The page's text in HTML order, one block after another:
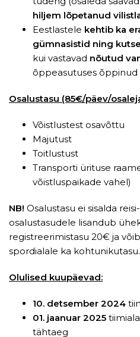
hiljem lõpetanud
Eestlastele kehtib ka
gümnasistid ning
kui vastavad nõutud
õppeasutuses õppinud
Osalustasu (85€/päev/
Võistlustest osavõttu
Majutust
Toitlustust
Transporti ürituse
võistluspaikade vahel)
NB! Osalustasu ei sisalda
osalustasudele lisandub
registreerimistasu 20€ ja
spordialale ka kohtunikutasu.
Olulised kuupäevad:
10. detsember 2024
01. jaanuar 2025
tähtaeg